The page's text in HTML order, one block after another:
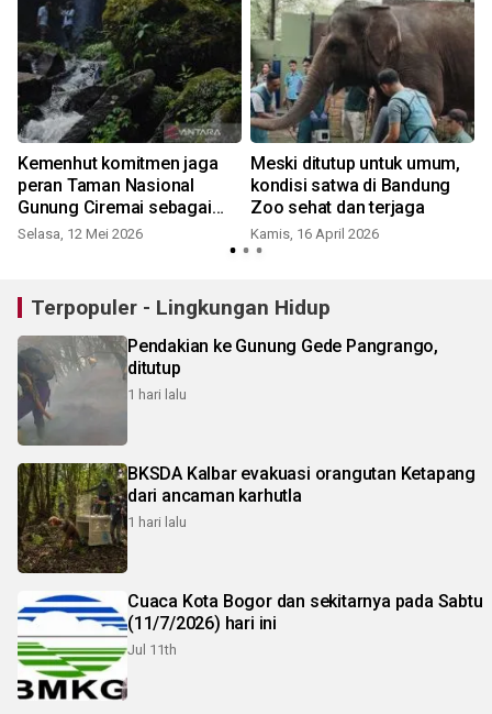
Kemenhut komitmen jaga
peran Taman Nasional
Gunung Ciremai sebagai
"Tower Air" Jawa Barat
Selasa, 12 Mei 2026
Meski ditutup untuk umum,
kondisi satwa di Bandung
Zoo sehat dan terjaga
Kamis, 16 April 2026
Terpopuler - Lingkungan Hidup
Pendakian ke Gunung Gede Pangrango,
ditutup
1 hari lalu
BKSDA Kalbar evakuasi orangutan Ketapang
dari ancaman karhutla
1 hari lalu
Cuaca Kota Bogor dan sekitarnya pada Sabtu
(11/7/2026) hari ini
Jul 11th